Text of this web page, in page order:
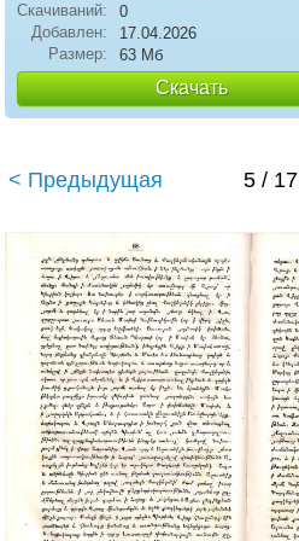
Скачиваний:
0
Добавлен:
17.04.2026
Размер:
63 Мб
Скачать
< Предыдущая 5 / 17